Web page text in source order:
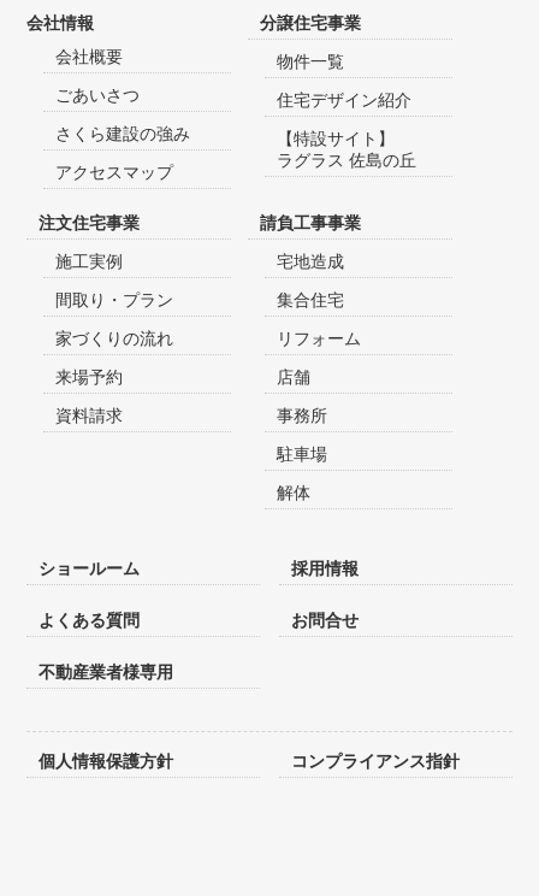
会社情報
会社概要
ごあいさつ
さくら建設の強み
アクセスマップ
分譲住宅事業
物件一覧
住宅デザイン紹介
【特設サイト】
ラグラス 佐島の丘
注文住宅事業
施工実例
間取り・プラン
家づくりの流れ
来場予約
資料請求
請負工事事業
宅地造成
集合住宅
リフォーム
店舗
事務所
駐車場
解体
ショールーム 採用情報
よくある質問 お問合せ
不動産業者様専用
個人情報保護方針 コンプライアンス指針